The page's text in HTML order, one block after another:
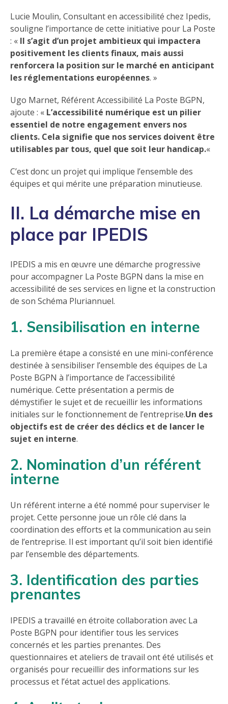
Lucie Moulin, Consultant en accessibilité chez Ipedis,
souligne l’importance de cette initiative pour La Poste
: « Il s’agit d’un projet ambitieux qui impactera
positivement les clients finaux, mais aussi
renforcera la position sur le marché en anticipant
les réglementations européennes. »
Ugo Marnet, Référent Accessibilité La Poste BGPN,
ajoute : « L’accessibilité numérique est un pilier
essentiel de notre engagement envers nos
clients. Cela signifie que nos services doivent être
utilisables par tous, quel que soit leur handicap.«
C’est donc un projet qui implique l’ensemble des
équipes et qui mérite une préparation minutieuse.
II. La démarche mise en
place par IPEDIS
IPEDIS a mis en œuvre une démarche progressive
pour accompagner La Poste BGPN dans la mise en
accessibilité de ses services en ligne et la construction
de son Schéma Pluriannuel.
1. Sensibilisation en interne
La première étape a consisté en une mini-conférence
destinée à sensibiliser l’ensemble des équipes de La
Poste BGPN à l’importance de l’accessibilité
numérique. Cette présentation a permis de
démystifier le sujet et de recueillir les informations
initiales sur le fonctionnement de l’entreprise.Un des
objectifs est de créer des déclics et de lancer le
sujet en interne.
2. Nomination d’un référent
interne
Un référent interne a été nommé pour superviser le
projet. Cette personne joue un rôle clé dans la
coordination des efforts et la communication au sein
de l’entreprise. Il est important qu’il soit bien identifié
par l’ensemble des départements.
3. Identification des parties
prenantes
IPEDIS a travaillé en étroite collaboration avec La
Poste BGPN pour identifier tous les services
concernés et les parties prenantes. Des
questionnaires et ateliers de travail ont été utilisés et
organisés pour recueillir des informations sur les
processus et l’état actuel des applications.